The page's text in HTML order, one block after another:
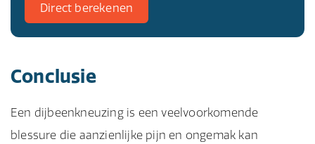
Direct berekenen
Conclusie
Een dijbeenkneuzing is een veelvoorkomende
blessure die aanzienlijke pijn en ongemak kan